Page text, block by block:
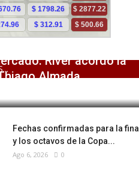
River acordó la
Almada
Fechas confirmadas para la final
y los octavos de la Copa...
Ago 6, 2026 0